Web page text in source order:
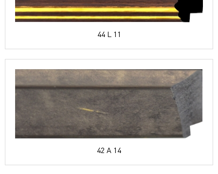
44 L 11
42 A 14